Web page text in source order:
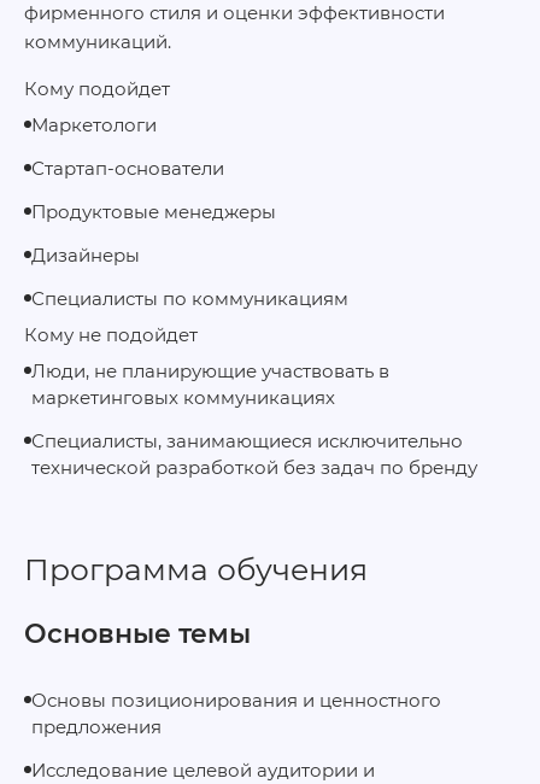
фирменного стиля и оценки эффективности
коммуникаций.
Кому подойдет
Маркетологи
Стартап‑основатели
Продуктовые менеджеры
Дизайнеры
Специалисты по коммуникациям
Кому не подойдет
Люди, не планирующие участвовать в
маркетинговых коммуникациях
Специалисты, занимающиеся исключительно
технической разработкой без задач по бренду
Программа обучения
Основные темы
Основы позиционирования и ценностного
предложения
Исследование целевой аудитории и